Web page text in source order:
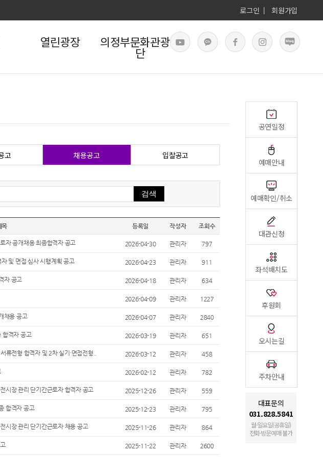
로그인 회원가입
열린광장 의정부문화관광재
단
고 채용공고 입찰공고
목 등록일 작성자 조회수
자 공개채용 최종합격자 공고 2026-04-30 관리자 797
및 면접 심사 시행계획 공고 2026-04-23 관리자 911
자 공고 2026-04-18 관리자 634
2026-04-09 관리자 1227
채용 공고 2026-04-07 관리자 2840
합격자 공고 2026-03-19 관리자 651
류전형 합격자 및 2차 실기·면접전형.. 2026-03-12 관리자 458
2026-02-12 관리자 782
시장 관리 단기간근로자 합격자 공고 2025-12-26 관리자 559
합격자 공고 2025-12-23 관리자 795
시장 관리 단기간근로자 채용 공고 2025-11-26 관리자 864
2025-11-22 관리자 2600
공연일정
예매안내
예매확인/취소
대관신청
좌석배치도
후원회
오시는길
주차안내
대표문의
031.828.5841
월·일요일(공휴일)
전화·방문예매 불가